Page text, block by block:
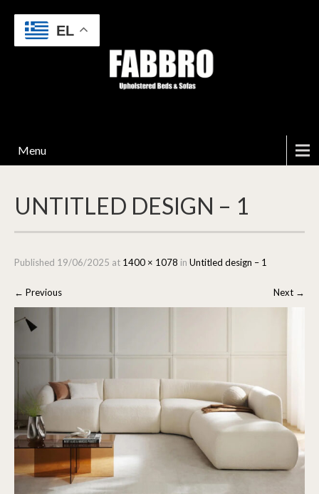
Menu
UNTITLED DESIGN – 1
Published 19/06/2025 at 1400 × 1078 in Untitled design – 1
← Previous Next →
EL